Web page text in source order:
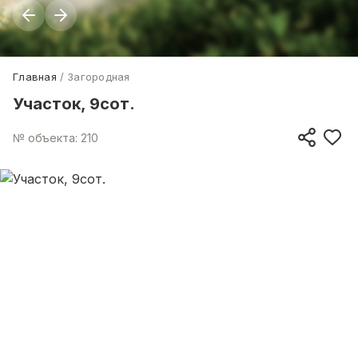
Главная Загородная
Участок, 9сот.
№ объекта: 210